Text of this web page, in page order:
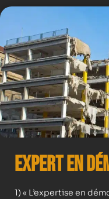
Expert en
1) « L’expertise en